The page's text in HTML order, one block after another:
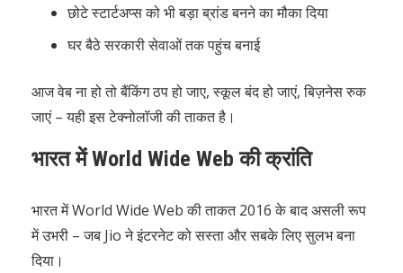
छोटे स्टार्टअप्स को भी बड़ा ब्रांड बनने का मौका दिया
घर बैठे सरकारी सेवाओं तक पहुंच बनाई
आज वेब ना हो तो बैंकिंग ठप हो जाए, स्कूल बंद हो जाएं, बिज़नेस रुक
जाएं – यही इस टेक्नोलॉजी की ताकत है।
भारत में World Wide Web की क्रांति
भारत में World Wide Web की ताकत 2016 के बाद असली रूप
में उभरी – जब Jio ने इंटरनेट को सस्ता और सबके लिए सुलभ बना
दिया।